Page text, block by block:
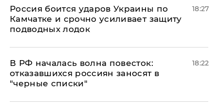
Россия боится ударов Украины по
Камчатке и срочно усиливает защиту
подводных лодок
18:27
​В РФ началась волна повесток:
отказавшихся россиян заносят в
"черные списки"
18:22